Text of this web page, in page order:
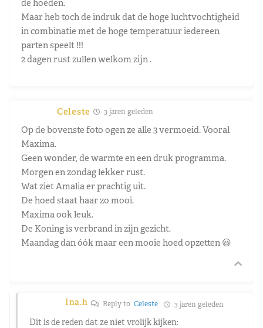
de hoeden.
Maar heb toch de indruk dat de hoge luchtvochtigheid
in combinatie met de hoge temperatuur iedereen
parten speelt !!!
2 dagen rust zullen welkom zijn .
Celeste 3 jaren geleden
Op de bovenste foto ogen ze alle 3 vermoeid. Vooral
Maxima.
Geen wonder, de warmte en een druk programma.
Morgen en zondag lekker rust.
Wat ziet Amalia er prachtig uit.
De hoed staat haar zo mooi.
Maxima ook leuk.
De Koning is verbrand in zijn gezicht.
Maandag dan óók maar een mooie hoed opzetten 😃
Ina.h Reply to Celeste 3 jaren geleden
Dit is de reden dat ze niet vrolijk kijken: